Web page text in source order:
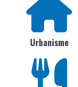
Urbanisme